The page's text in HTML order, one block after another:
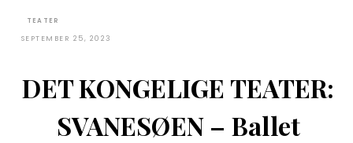
TEATER
SEPTEMBER 25, 2023
DET KONGELIGE TEATER:
SVANESØEN – Ballet